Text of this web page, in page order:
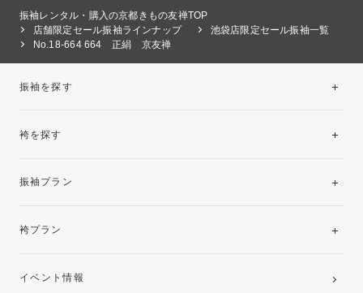
振袖レンタル・購入の京都きもの友禅TOP
店舗限定セール振袖ラインナップ
池袋店限定セール振袖一覧
No.18-664 664 正絹 京友禅
振袖を探す
袴を探す
振袖プラン
レンタルプラン
袴プラン
卒業袴レンタルプラン
イベント情報